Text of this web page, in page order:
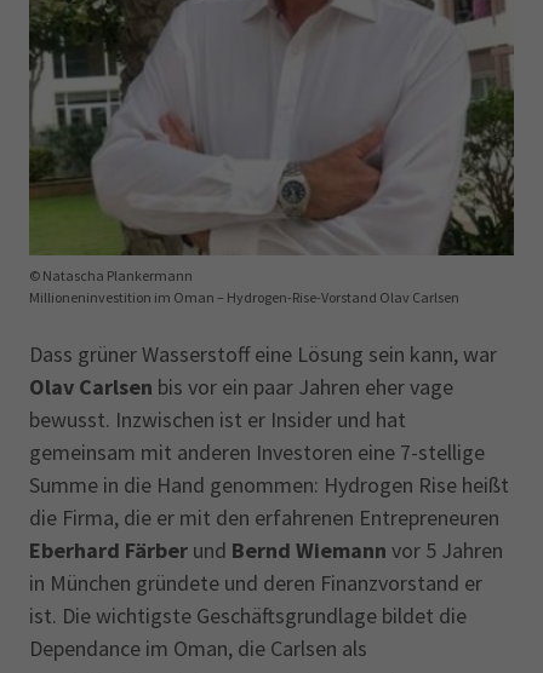
Millioneninvestition im Oman – Hydrogen-Rise-Vorstand Olav Carlsen
© Natascha Plankermann
Dass grüner Wasserstoff eine Lösung sein kann, war
Olav Carlsen bis vor ein paar Jahren eher vage
bewusst. Inzwischen ist er Insider und hat
gemeinsam mit anderen Investoren eine 7-stellige
Summe in die Hand genommen: Hydrogen Rise heißt
die Firma, die er mit den erfahrenen Entrepreneuren
Eberhard Färber und Bernd Wiemann vor 5 Jahren
in München gründete und deren Finanzvorstand er
ist. Die wichtigste Geschäftsgrundlage bildet die
Dependance im Oman, die Carlsen als